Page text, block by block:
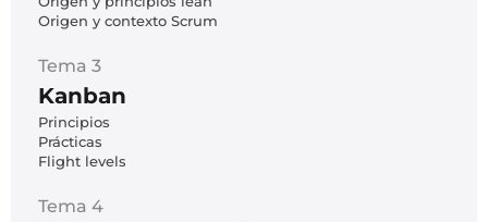
Origen y contexto Scrum
Tema 3
Kanban
Principios
Prácticas
Flight levels
Tema 4